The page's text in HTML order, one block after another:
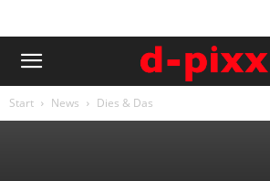
Start News Dies & Das